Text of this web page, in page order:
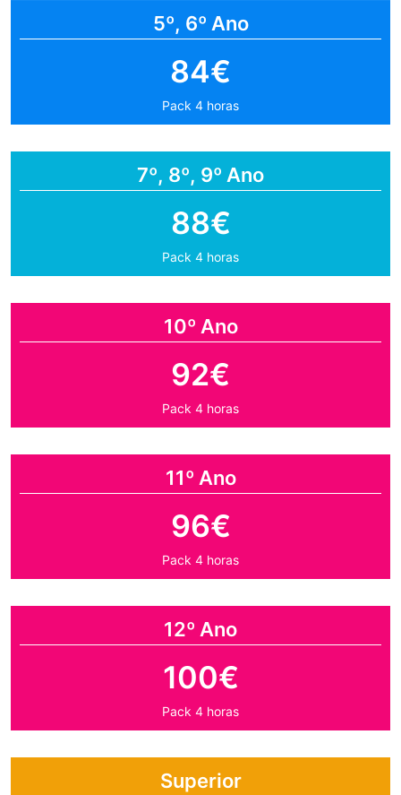
5º, 6º Ano
84€
Pack 4 horas
7º, 8º, 9º Ano
88€
Pack 4 horas
10º Ano
92€
Pack 4 horas
11º Ano
96€
Pack 4 horas
12º Ano
100€
Pack 4 horas
Superior